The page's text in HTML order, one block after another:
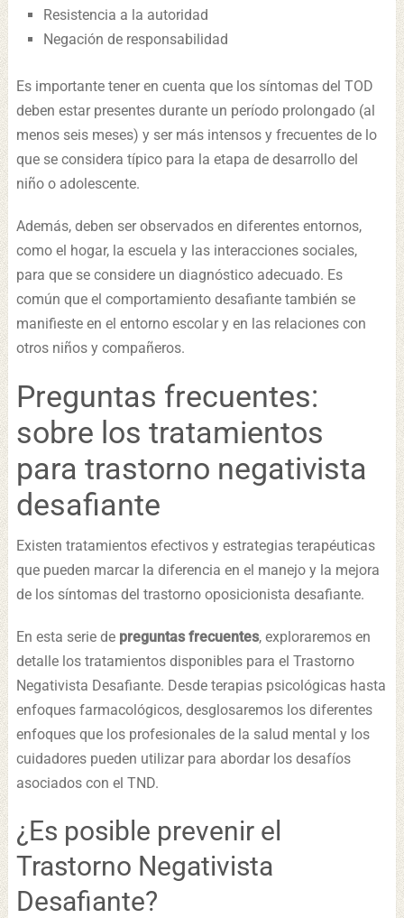
Resistencia a la autoridad
Negación de responsabilidad
Es importante tener en cuenta que los síntomas del TOD
deben estar presentes durante un período prolongado (al
menos seis meses) y ser más intensos y frecuentes de lo
que se considera típico para la etapa de desarrollo del
niño o adolescente.
Además, deben ser observados en diferentes entornos,
como el hogar, la escuela y las interacciones sociales,
para que se considere un diagnóstico adecuado. Es
común que el comportamiento desafiante también se
manifieste en el entorno escolar y en las relaciones con
otros niños y compañeros.
Preguntas frecuentes:
sobre los tratamientos
para trastorno negativista
desafiante
Existen tratamientos efectivos y estrategias terapéuticas
que pueden marcar la diferencia en el manejo y la mejora
de los síntomas del trastorno oposicionista desafiante.
En esta serie de preguntas frecuentes, exploraremos en
detalle los tratamientos disponibles para el Trastorno
Negativista Desafiante. Desde terapias psicológicas hasta
enfoques farmacológicos, desglosaremos los diferentes
enfoques que los profesionales de la salud mental y los
cuidadores pueden utilizar para abordar los desafíos
asociados con el TND.
¿Es posible prevenir el
Trastorno Negativista
Desafiante?